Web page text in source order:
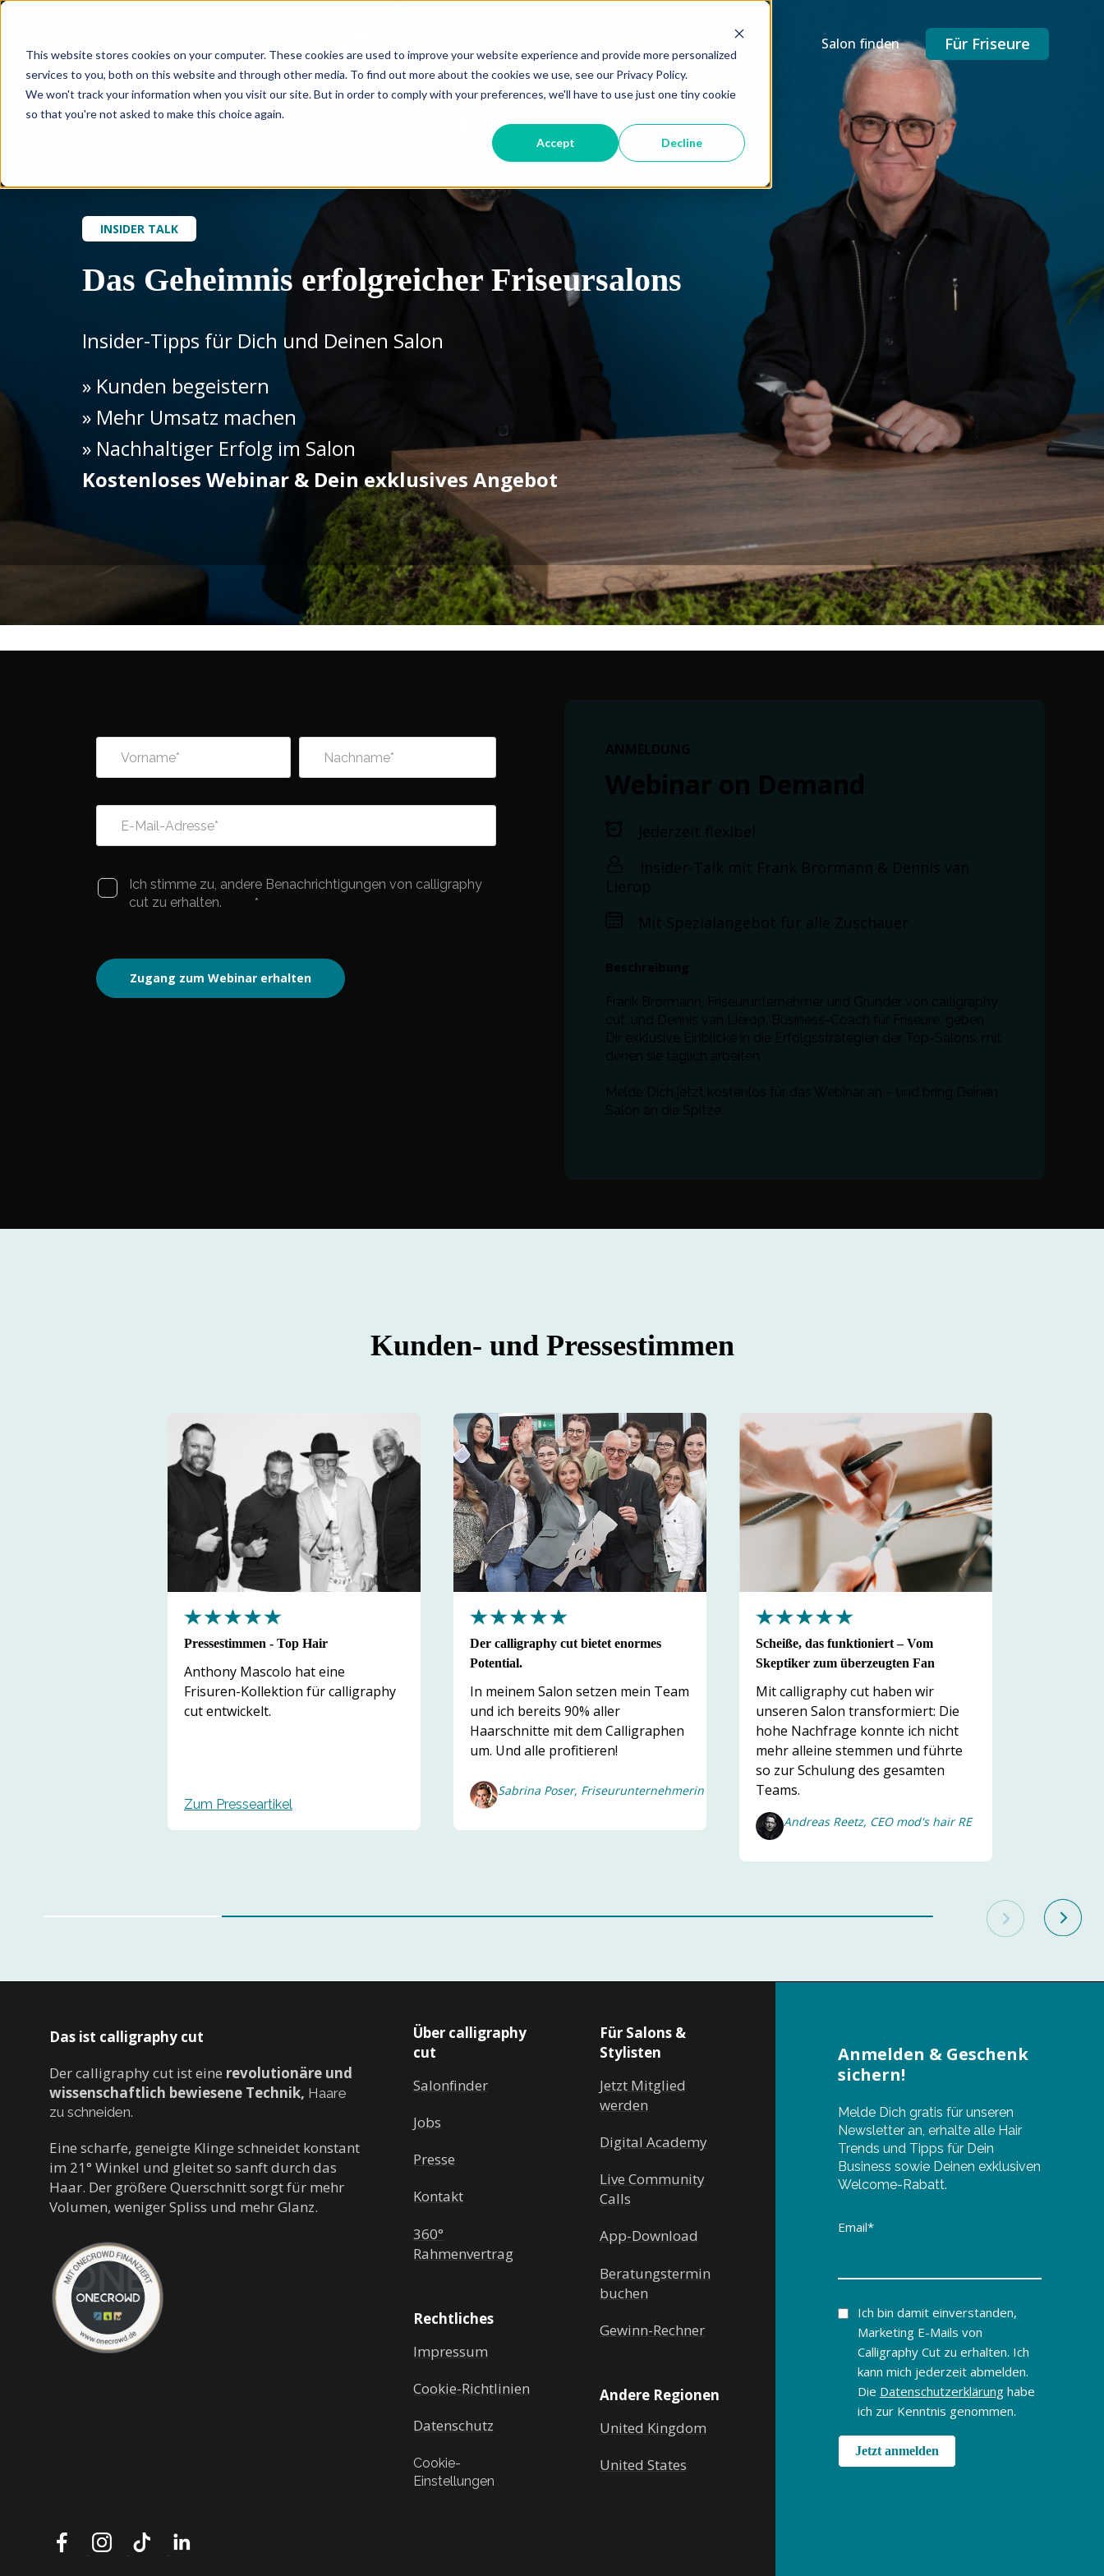
This website stores cookies on your computer. These cookies are used to improve your website experience and provide more personalized
services to you, both on this website and through other media. To find out more about the cookies we use, see our Privacy Policy.
We won't track your information when you visit our site. But in order to comply with your preferences, we'll have to use just one tiny cookie
so that you're not asked to make this choice again.
Accept Decline
Salon finden Für Friseure
INSIDER TALK
Das Geheimnis erfolgreicher Friseursalons
Insider-Tipps für Dich und Deinen Salon
» Kunden begeistern
» Mehr Umsatz machen
» Nachhaltiger Erfolg im Salon
Kostenloses Webinar & Dein exklusives Angebot
Vorname* Nachname*
E-Mail-Adresse*
Ich stimme zu, andere Benachrichtigungen von calligraphy
cut zu erhalten.
*
Kunden- und Pressestimmen
Pressestimmen - Top Hair
Anthony Mascolo hat eine
Frisuren-Kollektion für calligraphy
cut entwickelt.
Zum Presseartikel
Der calligraphy cut bietet enormes
Potential.
In meinem Salon setzen mein Team
und ich bereits 90% aller
Haarschnitte mit dem Calligraphen
um. Und alle profitieren!
Sabrina Poser, Friseurunternehmerin
Scheiße, das funktioniert – Vom
Skeptiker zum überzeugten Fan
Mit calligraphy cut haben wir
unseren Salon transformiert: Die
hohe Nachfrage konnte ich nicht
mehr alleine stemmen und führte
so zur Schulung des gesamten
Teams.
Andreas Reetz, CEO mod's hair RE
p
e
d
Das ist calligraphy cut
Der calligraphy cut ist eine revolutionäre und
wissenschaftlich bewiesene Technik, Haare
zu schneiden.
Eine scharfe, geneigte Klinge schneidet konstant
im 21° Winkel und gleitet so sanft durch das
Haar. Der größere Querschnitt sorgt für mehr
Volumen, weniger Spliss und mehr Glanz.
Über calligraphy
cut
Salonfinder
Jobs
Presse
Kontakt
360°
Rahmenvertrag
Rechtliches
Impressum
Cookie-Richtlinien
Datenschutz
Cookie-
Einstellungen
Für Salons &
Stylisten
Jetzt Mitglied
werden
Digital Academy
Live Community
Calls
App-Download
Beratungstermin
buchen
Gewinn-Rechner
Andere Regionen
United Kingdom
United States
Anmelden & Geschenk
sichern!
Melde Dich gratis für unseren
Newsletter an, erhalte alle Hair
Trends und Tipps für Dein
Business sowie Deinen exklusiven
Welcome-Rabatt.
Email*
Ich bin damit einverstanden,
Marketing E-Mails von
Calligraphy Cut zu erhalten. Ich
kann mich jederzeit abmelden.
Die Datenschutzerklärunghabe
ich zur Kenntnis genommen.